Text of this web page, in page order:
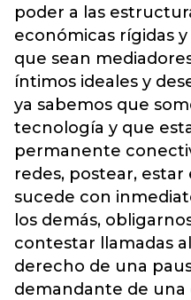
poder a las
económicas rígidas
que sean
íntimos ideales y
ya sabemos que
tecnología y que
permanente
redes, postear,
sucede con
los demás,
contestar llamadas
derecho de una
demandante de una